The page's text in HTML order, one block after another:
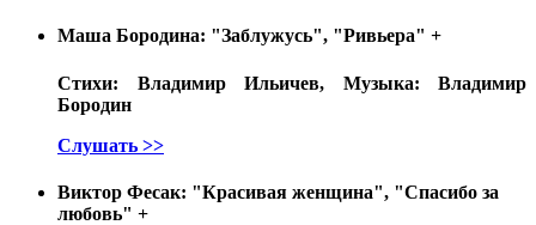
Маша Бородина: "Заблужусь", "Ривьера" +
Стихи: Владимир Ильичев, Музыка: Владимир
Бородин
Слушать >>
Виктор Фесак: "Красивая женщина", "Спасибо за
любовь" +